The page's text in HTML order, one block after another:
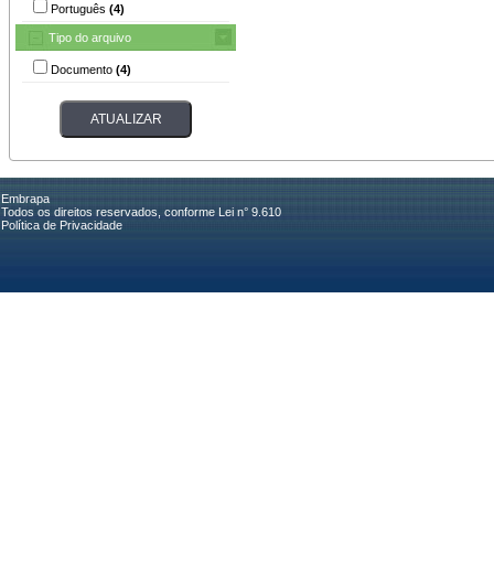
Português (4)
Tipo do arquivo
Documento (4)
Embrapa
Todos os direitos reservados, conforme Lei n° 9.610
Política de Privacidade